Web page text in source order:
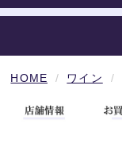
HOME ワイン